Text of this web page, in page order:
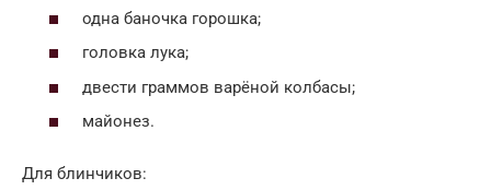
одна баночка горошка;
головка лука;
двести граммов варёной колбасы;
майонез.
Для блинчиков: